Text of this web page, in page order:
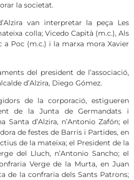
la societat.
van interpretar la peça Les
colla; Vicedo Capità (m.c.), Als
a Poc (m.c.) i la marxa mora Xavier
del president de l’associació,
d’Alzira, Diego Gómez.
de la corporació, estigueren
de la Junta de Germandats i
Santa d’Alzira, n’Antonio Zafón; el
de festes de Barris i Partides, en
de la mateixa; el President de la
del Lluch, n’Antonio Sancho; el
Verge de la Murta, en Juan
de la confraria dels Sants Patrons;